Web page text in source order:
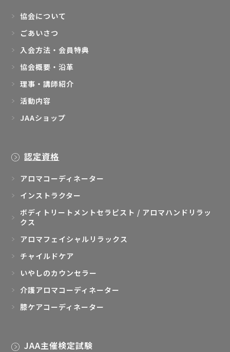
協会について
ごあいさつ
入会方法・会員特典
協会概要・沿革
理事・講師紹介
活動内容
JAAショップ
認定資格
アロマコーディネーター
インストラクター
ボディトリートメントセラピスト / アロマハンドリラッ
クス
アロマフェイシャルリラックス
チャイルドケア
いやしのカウンセラー
介護アロマコーディネーター
膝ケアコーディネーター
JAA主催検定試験